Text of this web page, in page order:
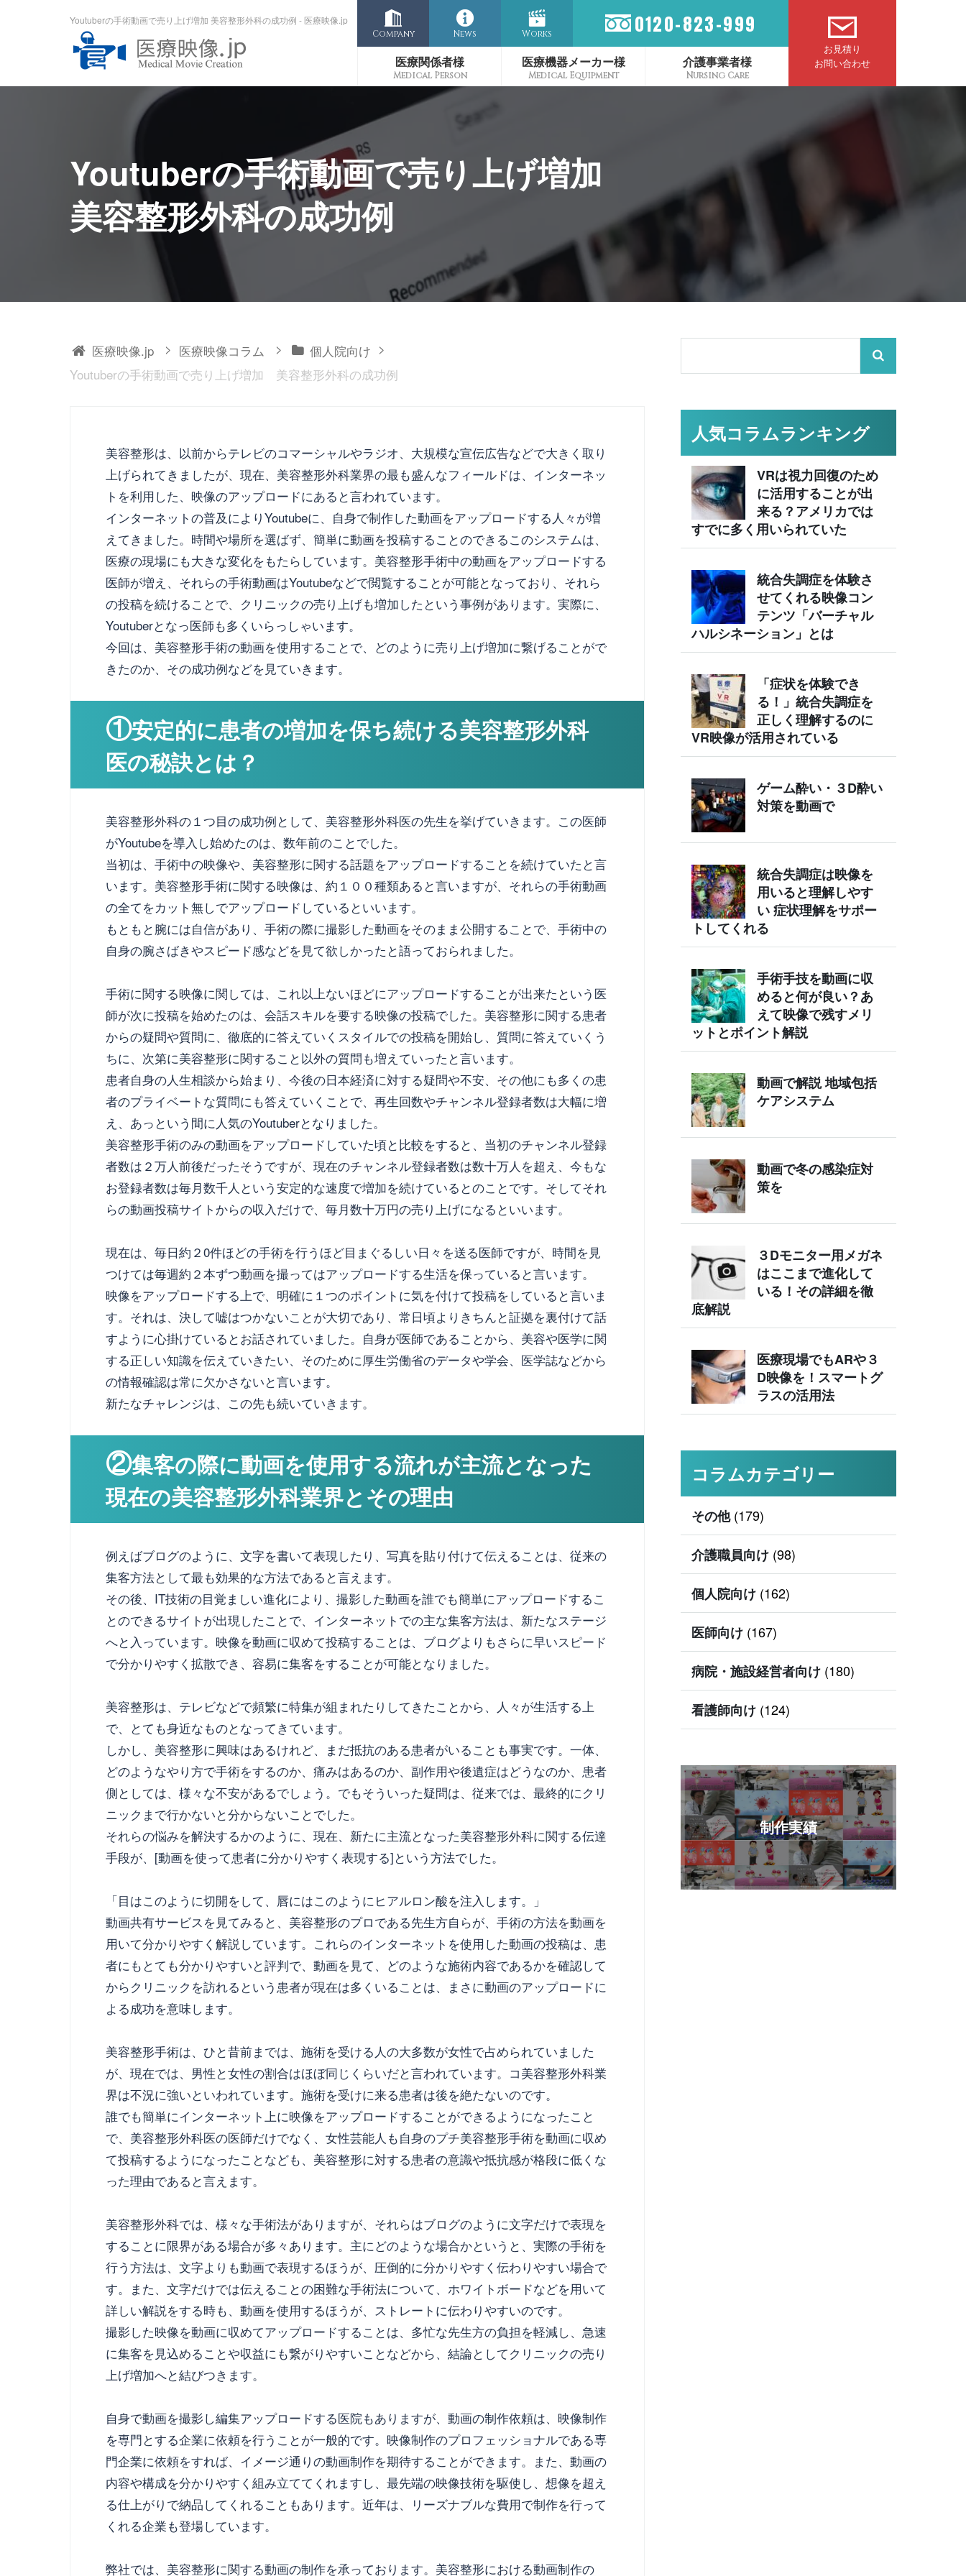
Youtuberの手術動画で売り上げ増加 美容整形外科の成功例 - 医療映像.jp 0120-823-999
お見積り
お問い合わせ
Company News Works
医療関係者様 医療機器メーカー様 介護事業者様
Youtuberの手術動画で売り上げ増加
美容整形外科の成功例
医療映像.jp > 医療映像コラム > 個人院向け >
Youtuberの手術動画で売り上げ増加 美容整形外科の成功例
美容整形は、以前からテレビのコマーシャルやラジオ、大規模な宣伝広告などで大きく取り
上げられてきましたが、現在、美容整形外科業界の最も盛んなフィールドは、インターネッ
トを利用した、映像のアップロードにあると言われています。
インターネットの普及によりYoutubeに、自身で制作した動画をアップロードする人々が増
えてきました。時間や場所を選ばず、簡単に動画を投稿することのできるこのシステムは、
医療の現場にも大きな変化をもたらしています。美容整形手術中の動画をアップロードする
医師が増え、それらの手術動画はYoutubeなどで閲覧することが可能となっており、それら
の投稿を続けることで、クリニックの売り上げも増加したという事例があります。実際に、
Youtuberとなっ医師も多くいらっしゃいます。
今回は、美容整形手術の動画を使用することで、どのように売り上げ増加に繋げることがで
きたのか、その成功例などを見ていきます。
①安定的に患者の増加を保ち続ける美容整形外科
医の秘訣とは？
美容整形外科の１つ目の成功例として、美容整形外科医の先生を挙げていきます。この医師
がYoutubeを導入し始めたのは、数年前のことでした。
当初は、手術中の映像や、美容整形に関する話題をアップロードすることを続けていたと言
います。美容整形手術に関する映像は、約１００種類あると言いますが、それらの手術動画
の全てをカット無しでアップロードしているといいます。
もともと腕には自信があり、手術の際に撮影した動画をそのまま公開することで、手術中の
自身の腕さばきやスピード感などを見て欲しかったと語っておられました。
手術に関する映像に関しては、これ以上ないほどにアップロードすることが出来たという医
師が次に投稿を始めたのは、会話スキルを要する映像の投稿でした。美容整形に関する患者
からの疑問や質問に、徹底的に答えていくスタイルでの投稿を開始し、質問に答えていくう
ちに、次第に美容整形に関すること以外の質問も増えていったと言います。
患者自身の人生相談から始まり、今後の日本経済に対する疑問や不安、その他にも多くの患
者のプライベートな質問にも答えていくことで、再生回数やチャンネル登録者数は大幅に増
え、あっという間に人気のYoutuberとなりました。
美容整形手術のみの動画をアップロードしていた頃と比較をすると、当初のチャンネル登録
者数は２万人前後だったそうですが、現在のチャンネル登録者数は数十万人を超え、今もな
お登録者数は毎月数千人という安定的な速度で増加を続けているとのことです。そしてそれ
らの動画投稿サイトからの収入だけで、毎月数十万円の売り上げになるといいます。
現在は、毎日約２0件ほどの手術を行うほど目まぐるしい日々を送る医師ですが、時間を見
つけては毎週約２本ずつ動画を撮ってはアップロードする生活を保っていると言います。
映像をアップロードする上で、明確に１つのポイントに気を付けて投稿をしていると言いま
す。それは、決して嘘はつかないことが大切であり、常日頃よりきちんと証拠を裏付けて話
すように心掛けているとお話されていました。自身が医師であることから、美容や医学に関
する正しい知識を伝えていきたい、そのために厚生労働省のデータや学会、医学誌などから
の情報確認は常に欠かさないと言います。
新たなチャレンジは、この先も続いていきます。
②集客の際に動画を使用する流れが主流となった
現在の美容整形外科業界とその理由
例えばブログのように、文字を書いて表現したり、写真を貼り付けて伝えることは、従来の
集客方法として最も効果的な方法であると言えます。
その後、IT技術の目覚ましい進化により、撮影した動画を誰でも簡単にアップロードするこ
とのできるサイトが出現したことで、インターネットでの主な集客方法は、新たなステージ
へと入っています。映像を動画に収めて投稿することは、ブログよりもさらに早いスピード
で分かりやすく拡散でき、容易に集客をすることが可能となりました。
美容整形は、テレビなどで頻繁に特集が組まれたりしてきたことから、人々が生活する上
で、とても身近なものとなってきています。
しかし、美容整形に興味はあるけれど、まだ抵抗のある患者がいることも事実です。一体、
どのようなやり方で手術をするのか、痛みはあるのか、副作用や後遺症はどうなのか、患者
側としては、様々な不安があるでしょう。でもそういった疑問は、従来では、最終的にクリ
ニックまで行かないと分からないことでした。
それらの悩みを解決するかのように、現在、新たに主流となった美容整形外科に関する伝達
手段が、[動画を使って患者に分かりやすく表現する]という方法でした。
「目はこのように切開をして、唇にはこのようにヒアルロン酸を注入します。」
動画共有サービスを見てみると、美容整形のプロである先生方自らが、手術の方法を動画を
用いて分かりやすく解説しています。これらのインターネットを使用した動画の投稿は、患
者にもとても分かりやすいと評判で、動画を見て、どのような施術内容であるかを確認して
からクリニックを訪れるという患者が現在は多くいることは、まさに動画のアップロードに
よる成功を意味します。
美容整形手術は、ひと昔前までは、施術を受ける人の大多数が女性で占められていました
が、現在では、男性と女性の割合はほぼ同じくらいだと言われています。コ美容整形外科業
界は不況に強いといわれています。施術を受けに来る患者は後を絶たないのです。
誰でも簡単にインターネット上に映像をアップロードすることができるようになったこと
で、美容整形外科医の医師だけでなく、女性芸能人も自身のプチ美容整形手術を動画に収め
て投稿するようになったことなども、美容整形に対する患者の意識や抵抗感が格段に低くな
った理由であると言えます。
美容整形外科では、様々な手術法がありますが、それらはブログのように文字だけで表現を
することに限界がある場合が多々あります。主にどのような場合かというと、実際の手術を
行う方法は、文字よりも動画で表現するほうが、圧倒的に分かりやすく伝わりやすい場合で
す。また、文字だけでは伝えることの困難な手術法について、ホワイトボードなどを用いて
詳しい解説をする時も、動画を使用するほうが、ストレートに伝わりやすいのです。
撮影した映像を動画に収めてアップロードすることは、多忙な先生方の負担を軽減し、急速
に集客を見込めることや収益にも繋がりやすいことなどから、結論としてクリニックの売り
上げ増加へと結びつきます。
自身で動画を撮影し編集アップロードする医院もありますが、動画の制作依頼は、映像制作
を専門とする企業に依頼を行うことが一般的です。映像制作のプロフェッショナルである専
門企業に依頼をすれば、イメージ通りの動画制作を期待することができます。また、動画の
内容や構成を分かりやすく組み立ててくれますし、最先端の映像技術を駆使し、想像を超え
る仕上がりで納品してくれることもあります。近年は、リーズナブルな費用で制作を行って
くれる企業も登場しています。
弊社では、美容整形に関する動画の制作を承っております。美容整形における動画制作の
人気コラムランキング
VRは視力回復のため
に活用することが出
来る？アメリカでは
すでに多く用いられていた
統合失調症を体験さ
せてくれる映像コン
テンツ「バーチャル
ハルシネーション」とは
「症状を体験でき
る！」統合失調症を
正しく理解するのに
VR映像が活用されている
ゲーム酔い・３D酔い
対策を動画で
統合失調症は映像を
用いると理解しやす
い 症状理解をサポー
トしてくれる
手術手技を動画に収
めると何が良い？あ
えて映像で残すメリ
ットとポイント解説
動画で解説 地域包括
ケアシステム
動画で冬の感染症対
策を
３Dモニター用メガネ
はここまで進化して
いる！その詳細を徹
底解説
医療現場でもARや３
D映像を！スマートグ
ラスの活用法
コラムカテゴリー
その他(179)
介護職員向け (98)
個人院向け (162)
医師向け (167)
病院・施設経営者向け (180)
看護師向け (124)
制作実績